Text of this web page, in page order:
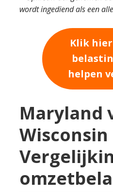
wordt ingediend als een
Klik
helpen
Maryland
Wisconsin